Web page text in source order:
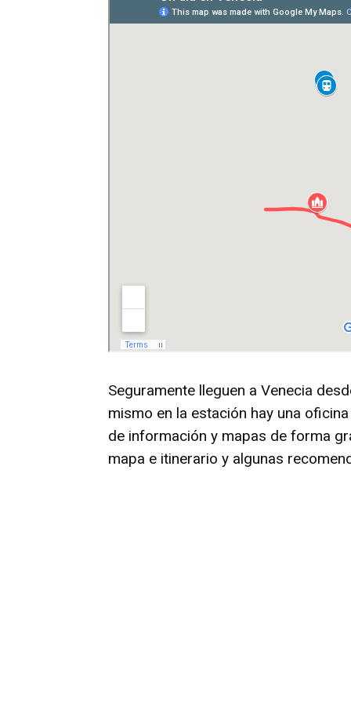
Seguramente lleguen a Venecia
mismo en la estación hay una
de información y mapas de forma
mapa e itinerario y algunas